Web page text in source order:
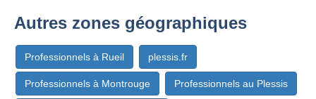
Autres zones géographiques
Professionnels à Rueil plessis.fr
Professionnels à Montrouge Professionnels au Plessis